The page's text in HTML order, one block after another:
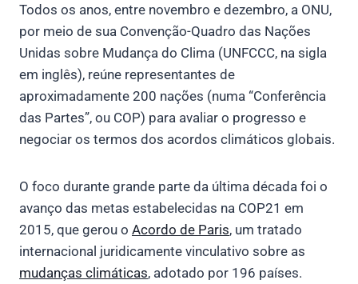
Todos os anos, entre novembro e dezembro, a ONU,
por meio de sua Convenção-Quadro das Nações
Unidas sobre Mudança do Clima (UNFCCC, na sigla
em inglês), reúne representantes de
aproximadamente 200 nações (numa “Conferência
das Partes”, ou COP) para avaliar o progresso e
negociar os termos dos acordos climáticos globais.
O foco durante grande parte da última década foi o
avanço das metas estabelecidas na COP21 em
2015, que gerou o Acordo de Paris, um tratado
internacional juridicamente vinculativo sobre as
mudanças climáticas, adotado por 196 países.